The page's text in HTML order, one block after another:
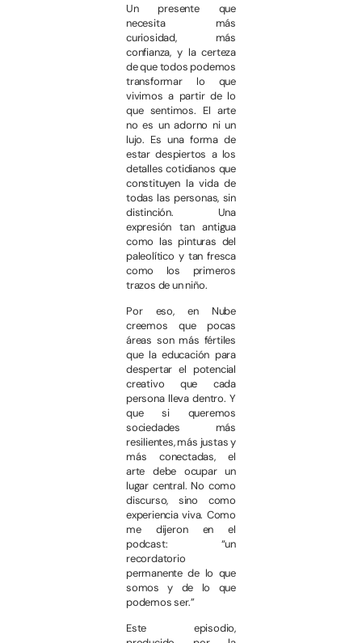
Un presente que
necesita más
curiosidad, más
confianza, y la certeza
de que todos podemos
transformar lo que
vivimos a partir de lo
que sentimos. El arte
no es un adorno ni un
lujo. Es una forma de
estar despiertos a los
detalles cotidianos que
constituyen la vida de
todas las personas, sin
distinción. Una
expresión tan antigua
como las pinturas del
paleolítico y tan fresca
como los primeros
trazos de un niño.
Por eso, en Nube
creemos que pocas
áreas son más fértiles
que la educación para
despertar el potencial
creativo que cada
persona lleva dentro. Y
que si queremos
sociedades más
resilientes, más justas y
más conectadas, el
arte debe ocupar un
lugar central. No como
discurso, sino como
experiencia viva. Como
me dijeron en el
podcast: “un
recordatorio
permanente de lo que
somos y de lo que
podemos ser.”
Este episodio,